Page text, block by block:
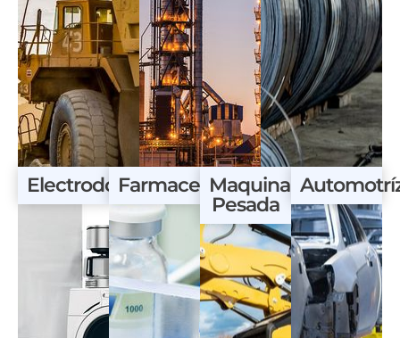
Electrodomésticos
FarmaceúticaMaquinaria
Pesada